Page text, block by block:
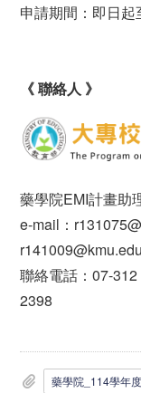
申請期間：即日起
《 聯絡人 》
藥學院EMI計畫助
e-mail：
聯絡電話：07-
2398